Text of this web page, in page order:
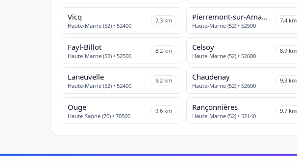
Vicq
Haute-Marne (52) • 52400
7,3 km Pierremont-sur-Amance
Haute-Marne (52) • 52500
7,4 km
Fayl-Billot
Haute-Marne (52) • 52500
8,2 km Celsoy
Haute-Marne (52) • 52600
8,9 km
Laneuvelle
Haute-Marne (52) • 52400
9,2 km Chaudenay
Haute-Marne (52) • 52600
9,3 km
Ouge
Haute-Saône (70) • 70500
9,6 km Rançonnières
Haute-Marne (52) • 52140
9,7 km